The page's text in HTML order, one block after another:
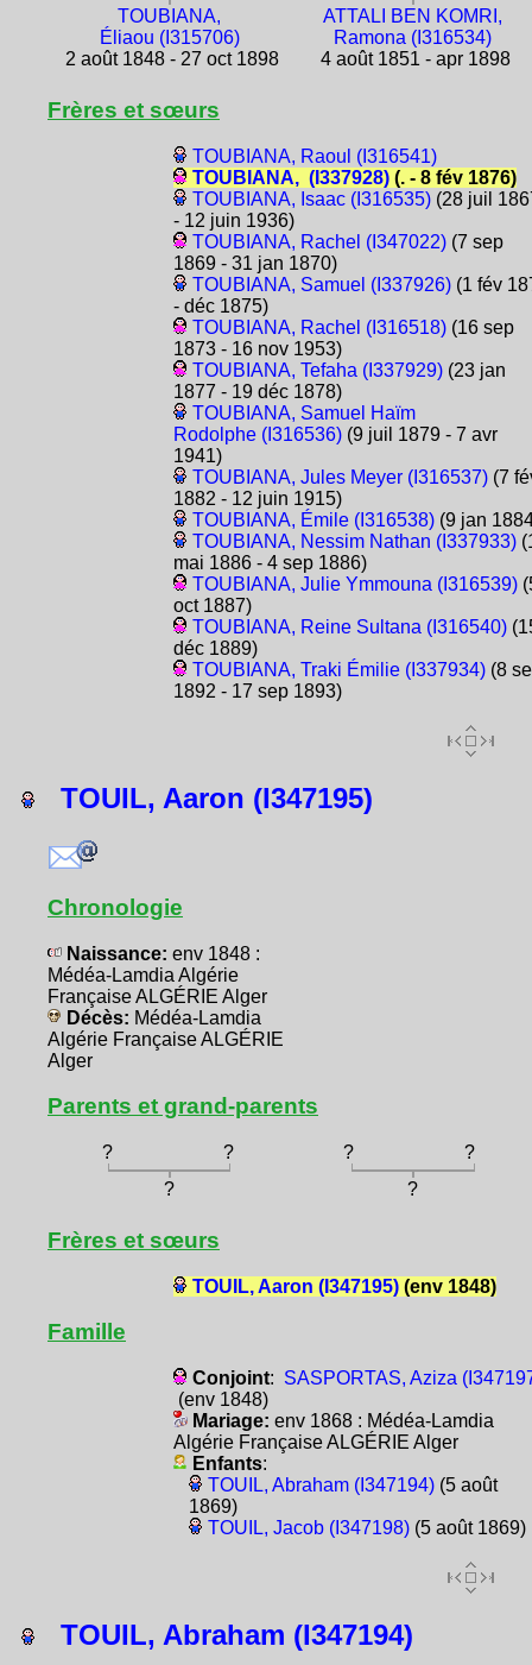
TOUBIANA,
Éliaou (I315706)
2 août 1848 - 27 oct 1898
ATTALI BEN KOMRI,
Ramona (I316534)
4 août 1851 - apr 1898
Frères et sœurs
TOUBIANA, Raoul (I316541)
TOUBIANA, (I337928)(. - 8 fév 1876)
TOUBIANA, Isaac (I316535)(28 juil
- 12 juin 1936)
TOUBIANA, Rachel (I347022)(7 sep
1869 - 31 jan 1870)
TOUBIANA, Samuel (I337926)(1 fév
- déc 1875)
TOUBIANA, Rachel (I316518)(16 sep
1873 - 16 nov 1953)
TOUBIANA, Tefaha (I337929)(23 jan
1877 - 19 déc 1878)
TOUBIANA, Samuel Haïm
Rodolphe (I316536)(9 juil 1879 - 7 avr
1941)
TOUBIANA, Jules Meyer (I316537)(7
1882 - 12 juin 1915)
TOUBIANA, Émile (I316538)(9 jan
TOUBIANA, Nessim Nathan (I337933)
mai 1886 - 4 sep 1886)
TOUBIANA, Julie Ymmouna (I316539)
oct 1887)
TOUBIANA, Reine Sultana (I316540)
déc 1889)
TOUBIANA, Traki Émilie (I337934)(8
1892 - 17 sep 1893)
TOUIL, Aaron (I347195)
Chronologie
Naissance: env 1848 :
Médéa-Lamdia Algérie
Française ALGÉRIE Alger
Décès: Médéa-Lamdia
Algérie Française ALGÉRIE
Alger
Parents et grand-parents
? ? ?
?
?
?
Frères et sœurs
TOUIL, Aaron (I347195)(env 1848)
Famille
Conjoint: SASPORTAS, Aziza
(env 1848)
Mariage: env 1868 : Médéa-Lamdia
Algérie Française ALGÉRIE Alger
Enfants:
TOUIL, Abraham (I347194)(5 août
1869)
TOUIL, Jacob (I347198)(5 août 1869)
TOUIL, Abraham (I347194)